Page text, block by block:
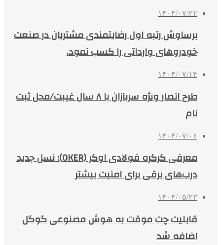
۱۴۰۴/۰۷/۲۲
برساوش رتبه اول رضایتمندی مشتریان در صنعت
خودروهای وارداتی را کسب نمود.
۱۴۰۴/۰۷/۱۴
طرح انصار ویژه سربازان با ۸ سال غیبت/محل ثبت
نام
۱۴۰۴/۰۷/۰۶
معرفی کرکره فولادی اوکر (OKER)؛ نسل جدید
درب‌های برقی برای امنیت بیشتر
۱۴۰۴/۰۵/۲۳
قابلیت چت موقت به هوش مصنوعی گوگل
اضافه شد